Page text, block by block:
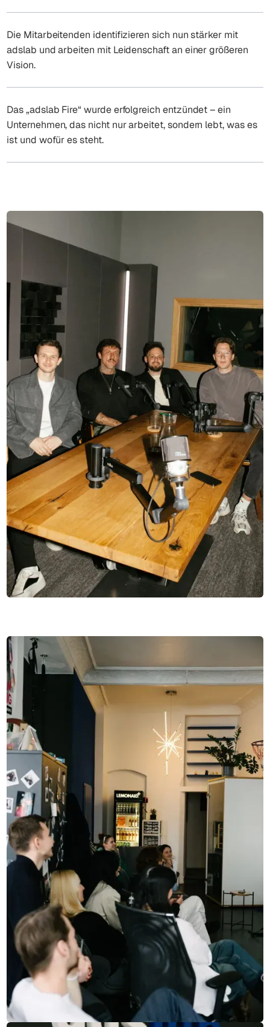
Die Mitarbeitenden identifizieren sich nun stärker mit
adslab und arbeiten mit Leidenschaft an einer größeren
Vision.
Das „adslab Fire“ wurde erfolgreich entzündet – ein
Unternehmen, das nicht nur arbeitet, sondern lebt, was es
ist und wofür es steht.